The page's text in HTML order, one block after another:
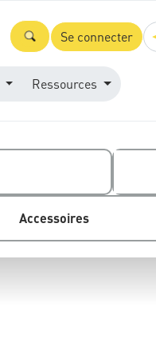
Se connecter
Ressources
Accessoires